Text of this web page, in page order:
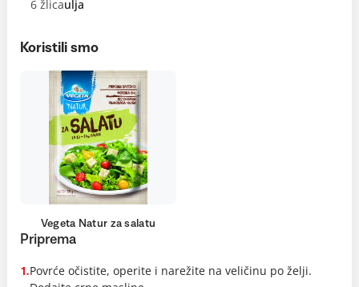
6 žlicaulja
Koristili smo
Vegeta Natur za salatu
Priprema
1.Povrće očistite, operite i narežite na veličinu po želji.